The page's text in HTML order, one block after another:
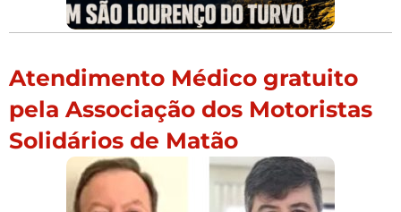
Atendimento Médico gratuito
pela Associação dos Motoristas
Solidários de Matão